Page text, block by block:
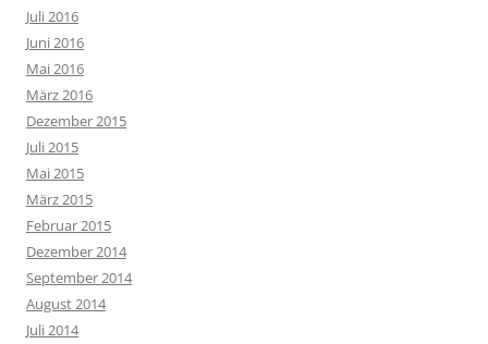
Juli 2016
Juni 2016
Mai 2016
März 2016
Dezember 2015
Juli 2015
Mai 2015
März 2015
Februar 2015
Dezember 2014
September 2014
August 2014
Juli 2014